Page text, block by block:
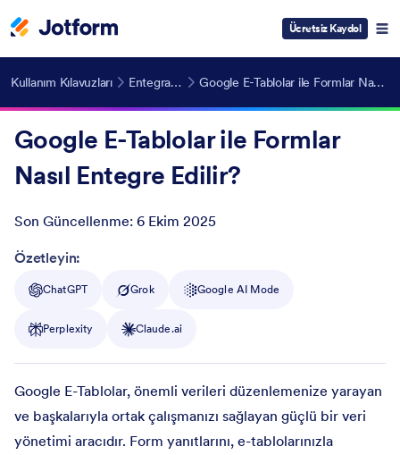
Ücretsiz Kaydol
Kullanım Kılavuzları Entegrasyonlar Google E-Tablolar ile Formlar Nasıl Entegre Edilir?
Google E-Tablolar ile Formlar
Nasıl Entegre Edilir?
Son Güncellenme: 6 Ekim 2025
Post ID
Özetleyin:
ChatGPT Grok Google AI Mode
Perplexity Claude.ai
Google E-Tablolar, önemli verileri düzenlemenize yarayan
ve başkalarıyla ortak çalışmanızı sağlayan güçlü bir veri
yönetimi aracıdır. Form yanıtlarını, e-tablolarınızla